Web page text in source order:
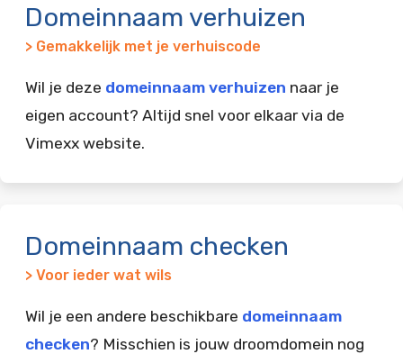
Domeinnaam verhuizen
> Gemakkelijk met je verhuiscode
Wil je deze domeinnaam verhuizen naar je
eigen account? Altijd snel voor elkaar via de
Vimexx website.
Domeinnaam checken
> Voor ieder wat wils
Wil je een andere beschikbare domeinnaam
checken? Misschien is jouw droomdomein nog